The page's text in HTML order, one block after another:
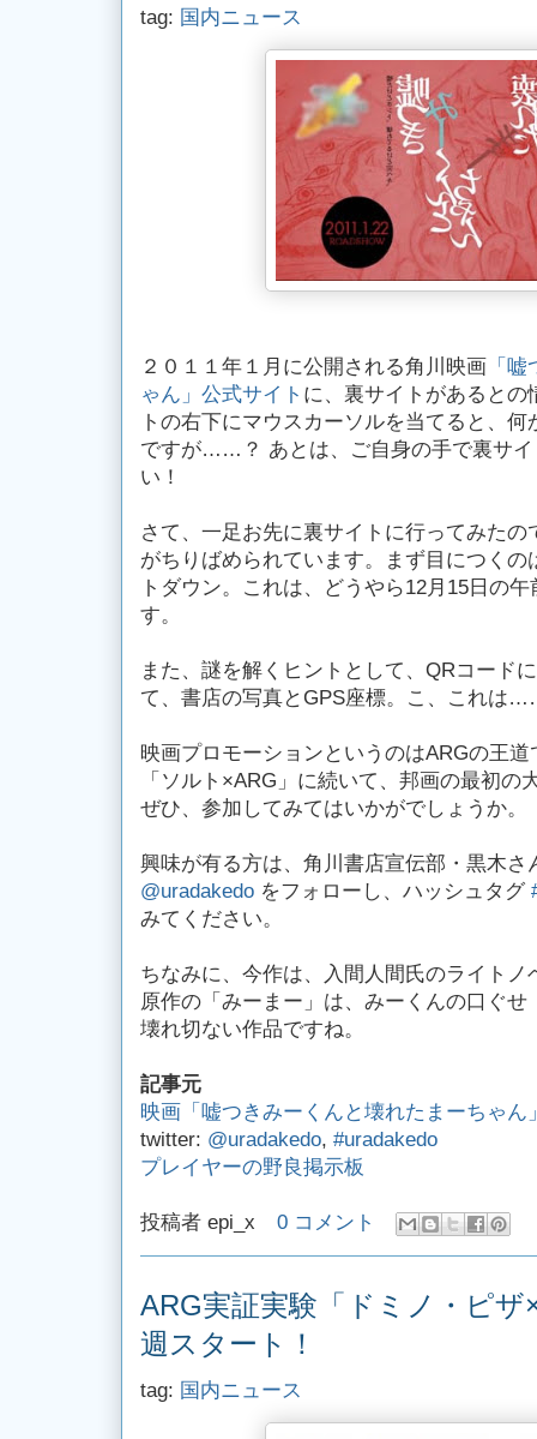
tag: 国内ニュース
２０１１年１月に公開される角川映画 「
ゃん」公式サイト に、裏サイトがあると
トの右下にマウスカーソルを当てると、
ですが……？ あとは、ご自身の手で裏サイ
い！
さて、一足お先に裏サイトに行ってみた
がちりばめられています。まず目につく
トダウン。これは、どうやら12月15日の
す。
また、謎を解くヒントとして、QRコード
て、書店の写真とGPS座標。こ、これは
映画プロモーションというのはARGの王
「ソルト×ARG」に続いて、邦画の最初の
ぜひ、参加してみてはいかがでしょうか。
興味が有る方は、角川書店宣伝部・黒木さ
@uradakedo をフォローし、ハッシュタグ
みてください。
ちなみに、今作は、入間人間氏のライト
原作の「みーまー」は、みーくんの口ぐ
壊れ切ない作品ですね。
記事元
映画「嘘つきみーくんと壊れたまーちゃん
twitter: @uradakedo, #uradakedo
プレイヤーの野良掲示板
投稿者 epi_x 0 コメント
ARG実証実験「ドミノ・ピ
週スタート！
tag: 国内ニュース